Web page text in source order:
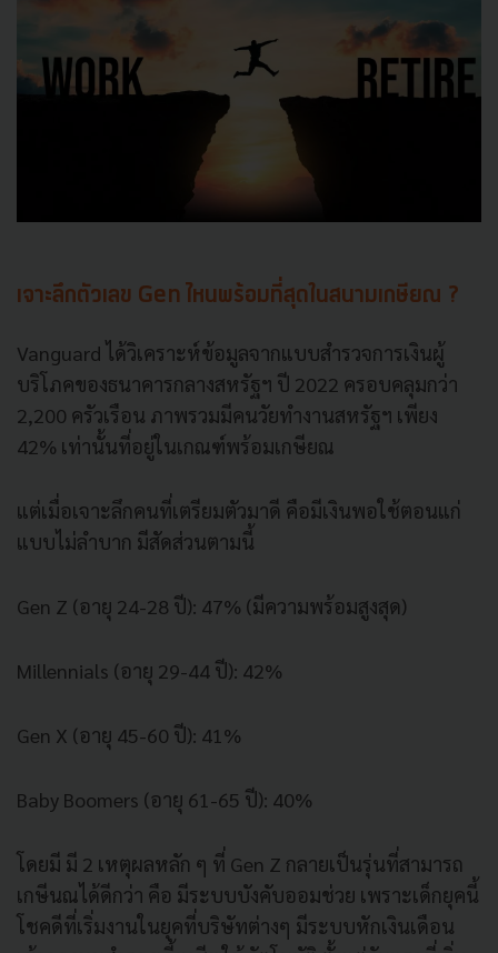
เจาะลึกตัวเลข Gen ไหนพร้อมที่สุดในสนามเกษียณ ?
Vanguard ได้วิเคราะห์ข้อมูลจากแบบสำรวจการเงินผู้
บริโภคของธนาคารกลางสหรัฐฯ ปี 2022 ครอบคลุมกว่า
2,200 ครัวเรือน ภาพรวมมีคนวัยทำงานสหรัฐฯ เพียง
42% เท่านั้นที่อยู่ในเกณฑ์พร้อมเกษียณ
แต่เมื่อเจาะลึกคนที่เตรียมตัวมาดี คือมีเงินพอใช้ตอนแก่
แบบไม่ลำบาก มีสัดส่วนตามนี้
Gen Z (อายุ 24-28 ปี): 47% (มีความพร้อมสูงสุด)
Millennials (อายุ 29-44 ปี): 42%
Gen X (อายุ 45-60 ปี): 41%
Baby Boomers (อายุ 61-65 ปี): 40%
โดยมี มี 2 เหตุผลหลัก ๆ ที่ Gen Z กลายเป็นรุ่นที่สามารถ
เกษีนณได้ดีกว่า คือ มีระบบบังคับออมช่วย เพราะเด็กยุคนี้
โชคดีที่เริ่มงานในยุคที่บริษัทต่างๆ มีระบบหักเงินเดือน